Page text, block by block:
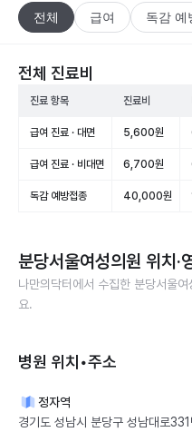
전체 급여 독감 예
전체 진료비
진료 항목 진료비
급여 진료 · 대면 5,600원
급여 진료 · 비대면 6,700원
독감 예방접종 40,000원
분당서울여성의원 위치·
나만의닥터에서 수집한 분당서울여
요.
병원 위치•주소
정자역
경기도 성남시 분당구 성남대로